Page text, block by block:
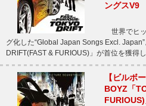
ングスV9
世界でヒ
グ化した“Global Japan Songs Excl.
DRIFT(FAST & FURIOUS)」が首位を獲得
【ビルボ
BOYZ「